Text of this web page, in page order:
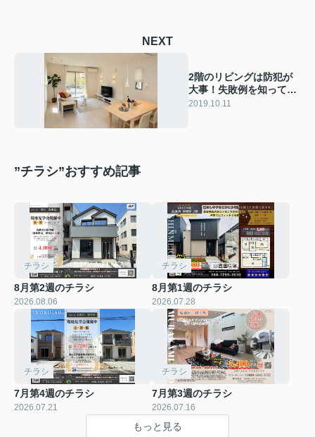
NEXT
2階のリビングは防犯が
大事！失敗例を知ってし
っかり対策しよう
2019.10.11
”チラシ”おすすめ記事
チラシ
8月第2週のチラシ
2026.08.06
チラシ
8月第1週のチラシ
2026.07.28
チラシ
7月第4週のチラシ
2026.07.21
チラシ
7月第3週のチラシ
2026.07.16
もっと見る